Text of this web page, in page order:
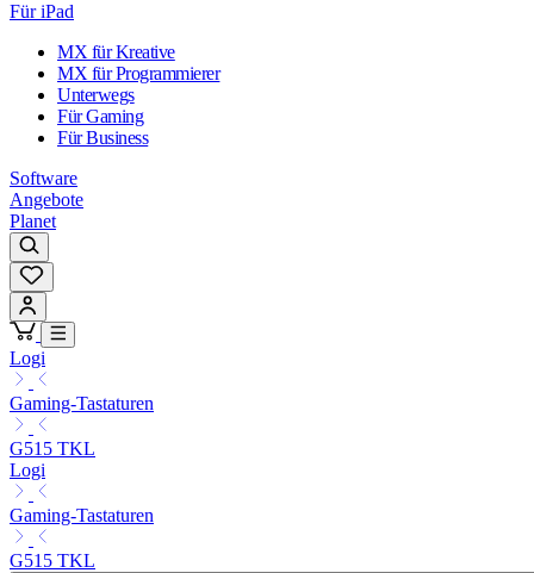
Für iPad
MX für Kreative
MX für Programmierer
Unterwegs
Für Gaming
Für Business
Software
Angebote
Planet
Logi
Gaming-Tastaturen
G515 TKL
Logi
Gaming-Tastaturen
G515 TKL